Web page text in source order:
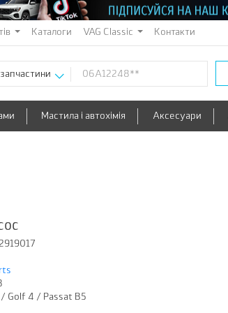
Каталоги VAG Classic Контакти
Мастила і автохімія Аксесуари
/ Golf 4 / Passat B5